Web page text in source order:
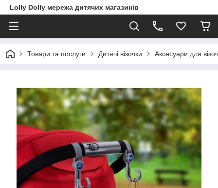
Lolly Dolly мережа дитячих магазинів
Товари та послуги Дитячі візочки Аксесуари для